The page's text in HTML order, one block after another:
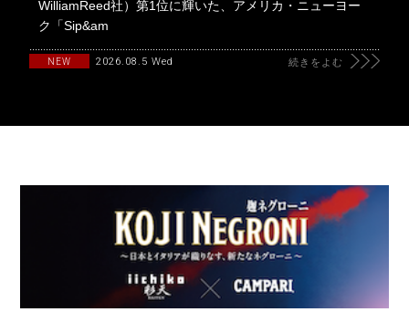
WilliamReed社）第1位に輝いた、アメリカ・ニューヨー
ク「Sip&am
NEW 2026.08.5 Wed 続きをよむ